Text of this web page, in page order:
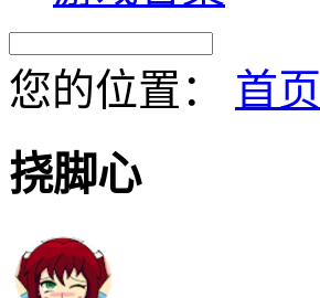
您的位置： 首页
挠脚心